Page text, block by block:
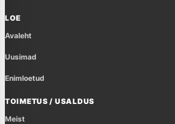
LOE
Avaleht
Uusimad
Enimloetud
TOIMETUS / USALDUS
Meist